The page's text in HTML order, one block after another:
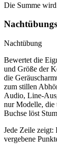
Die Summe
Nachtübung
Bewertet die
und Größe der
die
zum stillen
Audio, Line-
nur Modelle, die
Buchse löst
Jede Zeile
vergebene